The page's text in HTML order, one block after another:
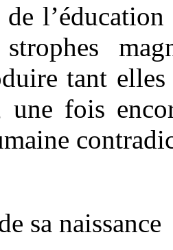
tant
fois
sa naissance